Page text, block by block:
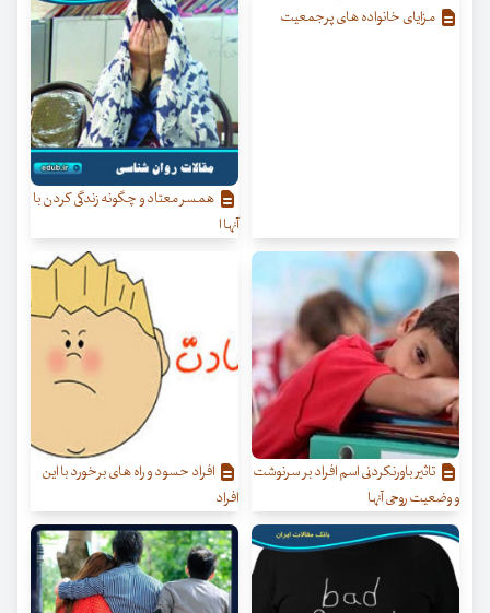
مزایای خانواده های پرجمعیت
همسر معتاد و چگونه زندگی کردن با
آنها ا
تاثیر باورنکردنی اسم افراد بر سرنوشت
و وضعیت روحی آنها
افراد حسود و راه های برخورد با این
افراد